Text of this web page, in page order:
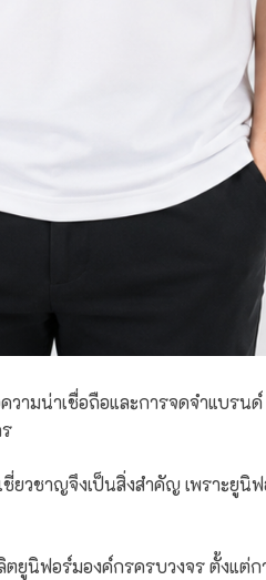
มน่าเชื่อถือและการจดจำแบรน
ชี่ยวชาญจึงเป็นสิ่งสำคัญ เพราะ
ตยูนิฟอร์มองค์กรครบวงจร ตั้งแต่